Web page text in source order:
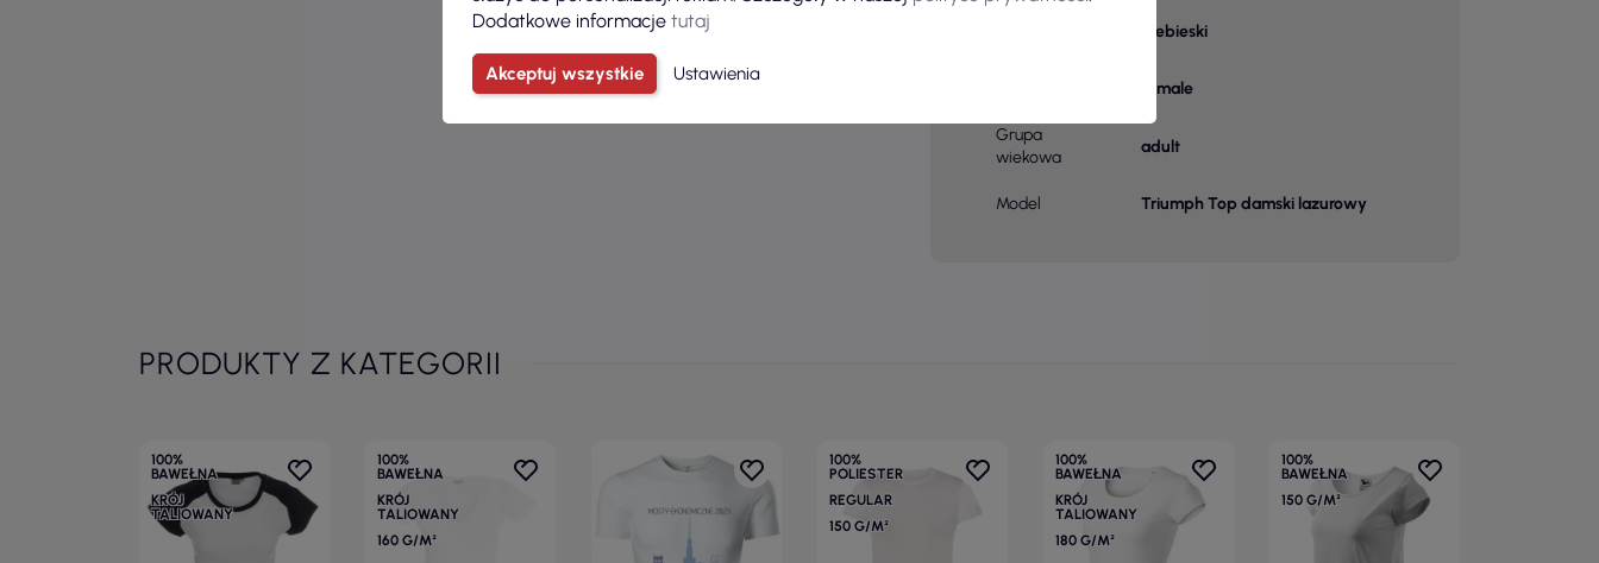
Niebieski
female
Grupa
wiekowa
adult
Model Triumph Top damski lazurowy
PRODUKTY Z KATEGORII
100%
BAWEŁNA
KRÓJ
TALIOWANY
100%
BAWEŁNA
KRÓJ
TALIOWANY
160 G/M²
100%
POLIESTER
REGULAR
150 G/M²
100%
BAWEŁNA
KRÓJ
TALIOWANY
180 G/M²
100%
BAWEŁNA
150 G/M²
Dodatkowe informacje tutaj
Akceptuj wszystkie Ustawienia